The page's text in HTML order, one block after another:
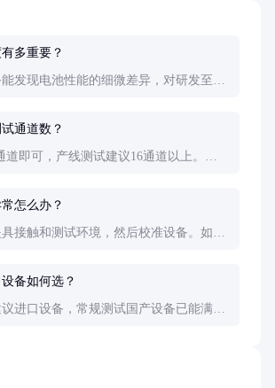
多重要？
发现电池性能的细微差异，对研发至关
通道数？
道即可，产线测试建议16通道以上。要
怎么办？
接触和测试环境，然后校准设备。如问
备如何选？
进口设备，常规测试国产设备已能满足